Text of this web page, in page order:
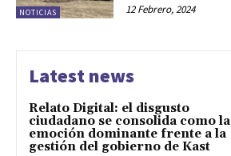
NOTICIAS 12 Febrero, 2024
Latest news
Relato Digital: el disgusto
ciudadano se consolida como la
emoción dominante frente a la
gestión del gobierno de Kast